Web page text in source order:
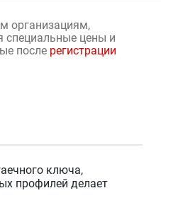
организациям,
специальные цены и
после регистрации
ключа,
профилей делает